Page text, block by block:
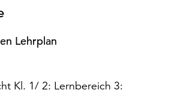
Lehrplan
Kl. 1/ 2: Lernbereich 3: